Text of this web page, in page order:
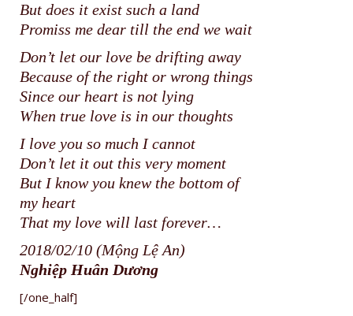
But does it exist such a land
Promiss me dear till the end we wait
Don’t let our love be drifting away
Because of the right or wrong things
Since our heart is not lying
When true love is in our thoughts
I love you so much I cannot
Don’t let it out this very moment
But I know you knew the bottom of
my heart
That my love will last forever…
2018/02/10 (Mộng Lệ An)
Nghiệp Huân Dương
[/one_half]